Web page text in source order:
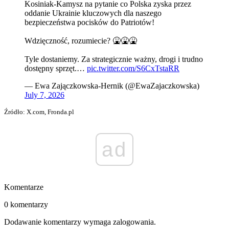
Kosiniak-Kamysz na pytanie co Polska zyska przez
oddanie Ukrainie kluczowych dla naszego
bezpieczeństwa pocisków do Patriotów!
Wdzięczność, rozumiecie? 🤮🤮🤮
Tyle dostaniemy. Za strategicznie ważny, drogi i trudno
dostępny sprzęt.… pic.twitter.com/S6CxTstaRR
— Ewa Zajączkowska-Hernik (@EwaZajaczkowska)
July 7, 2026
Źródło: X.com, Fronda.pl
ad
Komentarze
0 komentarzy
Dodawanie komentarzy wymaga zalogowania.